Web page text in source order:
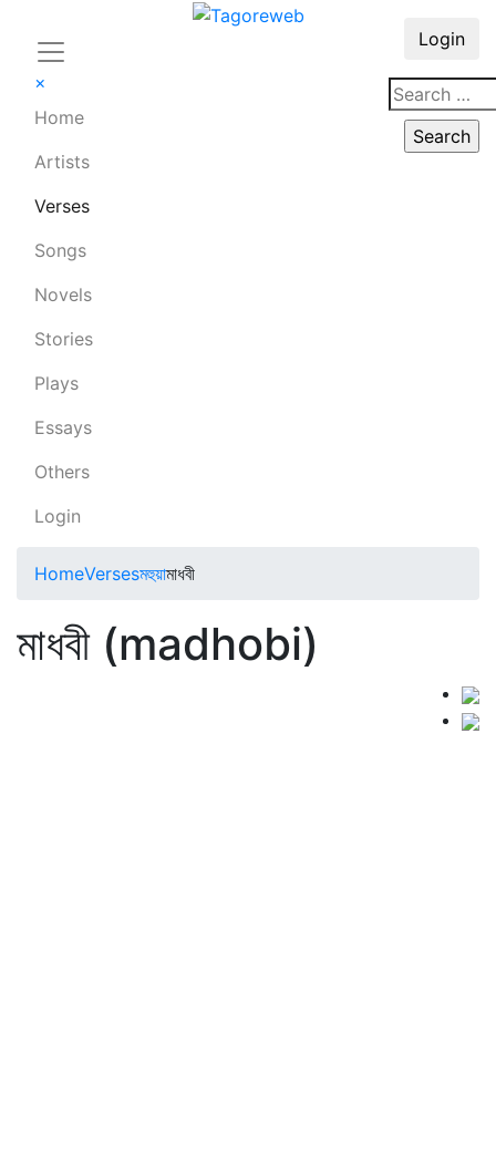
×
Home
Artists
Verses
Songs
Novels
Stories
Plays
Essays
Others
Login
Login
HomeVersesমহুয়ামাধবী
মাধবী (madhobi)